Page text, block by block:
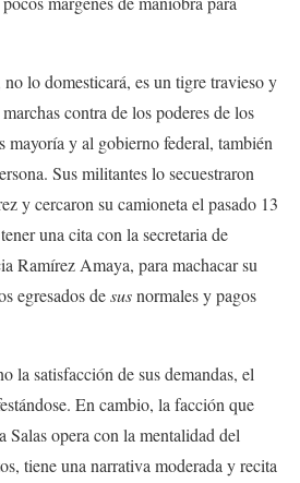
lo domesticará, es un tigre travieso y
contra de los poderes de los
mayoría y al gobierno federal, también
Sus militantes lo secuestraron
y cercaron su camioneta el pasado 13
una cita con la secretaria de
Ramírez Amaya, para machacar su
egresados desusnormales y pagos
la satisfacción de sus demandas, el
En cambio, la facción que
Salas opera con la mentalidad del
tiene una narrativa moderada y recita